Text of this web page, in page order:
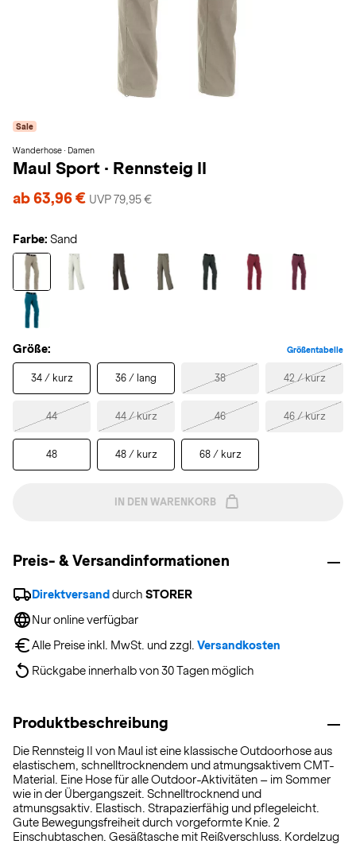
Sale
Wanderhose · Damen
Maul Sport · Rennsteig II
ab 63,96 € UVP 79,95 €
Farbe: Sand
Größe: Größentabelle
34 / kurz 36 / lang 38 42 / kurz
44 44 / kurz 46 46 / kurz
48 48 / kurz 68 / kurz
IN DEN WARENKORB
Preis- & Versandinformationen
Direktversand durch STORER
Nur online verfügbar
Alle Preise inkl. MwSt. und zzgl. Versandkosten
Rückgabe innerhalb von 30 Tagen möglich
Produktbeschreibung
Die Rennsteig II von Maul ist eine klassische Outdoorhose aus
elastischem, schnelltrocknendem und atmungsaktivem CMT-
Material. Eine Hose für alle Outdoor-Aktivitäten – im Sommer
wie in der Übergangszeit. Schnelltrocknend und
atmunsgsaktiv. Elastisch. Strapazierfähig und pflegeleicht.
Gute Bewegungsfreiheit durch vorgeformte Knie. 2
Einschubtaschen. Gesäßtasche mit Reißverschluss. Kordelzug